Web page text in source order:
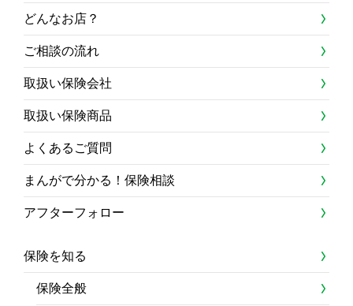
どんなお店？
ご相談の流れ
取扱い保険会社
取扱い保険商品
よくあるご質問
まんがで分かる！保険相談
アフターフォロー
保険を知る
保険全般